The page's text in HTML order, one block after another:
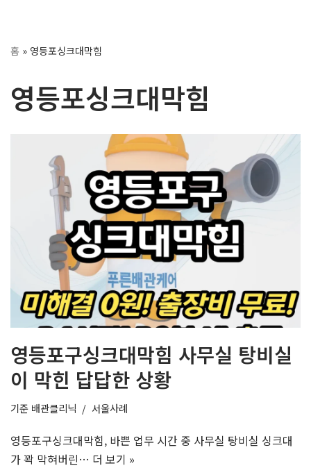
텐
로
건
홈 » 영등포싱크대막힘
영등포싱크대막힘
영등포구싱크대막힘 사무실 탕비실
이 막힌 답답한 상황
기준 배관클리닉 서울사례
영등포구싱크대막힘, 바쁜 업무 시간 중 사무실 탕비실 싱크대
가 꽉 막혀버린… 더 보기 »